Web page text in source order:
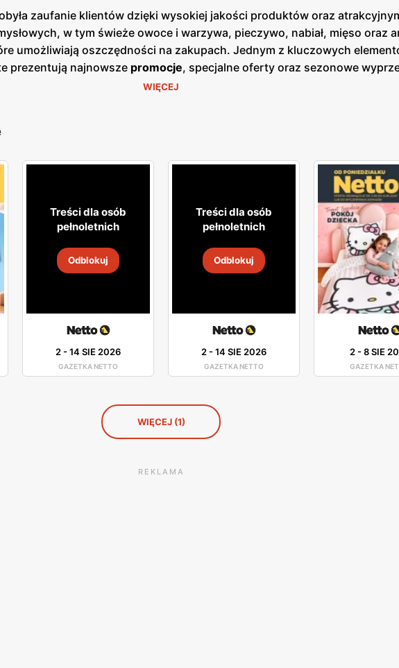
zaufanie klientów dzięki wysokiej jakości produktów oraz
w tym świeże owoce i warzywa, pieczywo, nabiał, mięso oraz
umożliwiają oszczędności na zakupach. Jednym z kluczowych
prezentują najnowsze promocje, specjalne oferty oraz sezonowe
cenowych. Publikacje te są dostępne zarówno w formie papierowej
aby sprostać oczekiwaniom klientów poszukujących świeżych i wysokiej
WIĘCEJ
Treści dla osób
pełnoletnich
Odblokuj
2-14 SIE 2026
GAZETKA NETTO
Treści dla osób
pełnoletnich
Odblokuj
2-14 SIE 2026
GAZETKA NETTO
2-8 SIE
GAZETKA
WIĘCEJ (1)
REKLAMA